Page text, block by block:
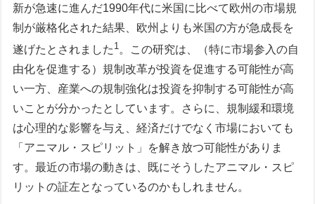
新が急速に進んだ1990年代に米国に比べて欧州の市場規
制が厳格化された結果、欧州よりも米国の方が急成長を
遂げたとされました 1。この研究は、（特に市場参入の自
由化を促進する）規制改革が投資を促進する可能性が高
い一方、産業への規制強化は投資を抑制する可能性が高
いことが分かったとしています。さらに、規制緩和環境
は心理的な影響を与え、経済だけでなく市場においても
「アニマル・スピリット」を解き放つ可能性がありま
す。最近の市場の動きは、既にそうしたアニマル・スピ
リットの証左となっているのかもしれません。